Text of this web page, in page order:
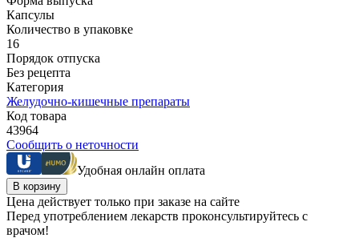
Капсулы
Количество в упаковке
16
Порядок отпуска
Без рецепта
Категория
Желудочно-кишечные препараты
Код товара
43964
Сообщить о неточности
Удобная онлайн оплата
В корзину
Цена действует только при заказе на сайте
Перед употреблением лекарств проконсультируйтесь с
врачом!